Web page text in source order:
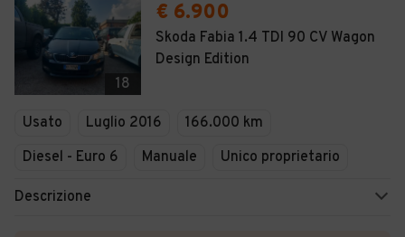
18
€ 6.900
Skoda Fabia 1.4 TDI 90 CV Wagon
Design Edition
Usato Luglio 2016
166.000 km
Diesel - Euro 6
Manuale Unico proprietario
Descrizione